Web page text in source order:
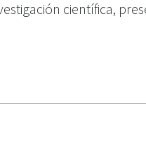
científica,